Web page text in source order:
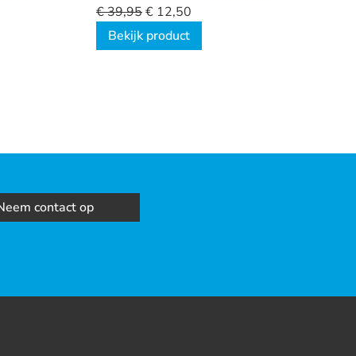
Women
€39,95€ 12,50
Bekijk product
contact op